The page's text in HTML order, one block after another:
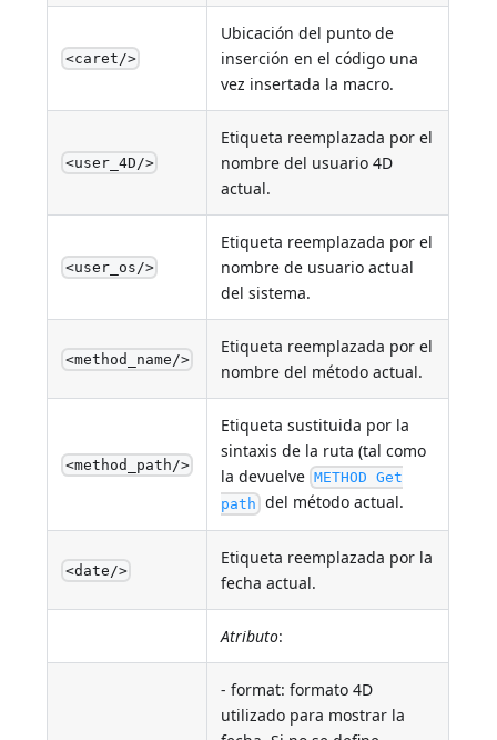
<caret/>
Ubicación del punto de
inserción en el código una
vez insertada la macro.
<user_4D/>
Etiqueta reemplazada por el
nombre del usuario 4D
actual.
<user_os/>
Etiqueta reemplazada por el
nombre de usuario actual
del sistema.
<method_name/>
Etiqueta reemplazada por el
nombre del método actual.
<method_path/>
Etiqueta sustituida por la
sintaxis de la ruta (tal como
la devuelve METHOD Get
path del método actual.
<date/>
Etiqueta reemplazada por la
fecha actual.
Atributo:
- format: formato 4D
utilizado para mostrar la